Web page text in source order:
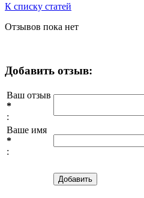
К списку статей
Отзывов пока нет
Добавить отзыв:
Ваш отзыв
*
:
Ваше имя
*
: